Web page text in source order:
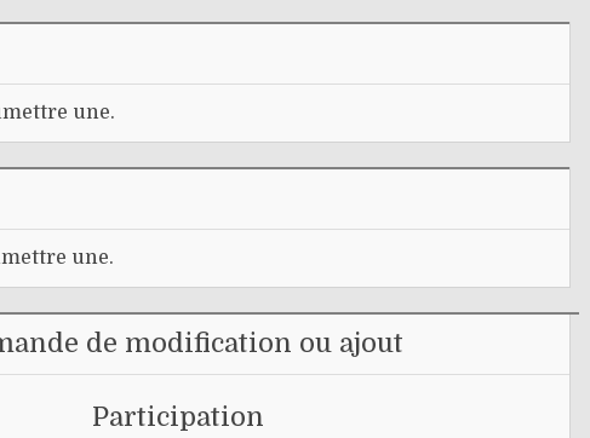
une.
une.
de modification ou ajout
Participation